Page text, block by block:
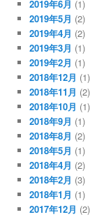
2019年6月 (1)
2019年5月 (2)
2019年4月 (2)
2019年3月 (1)
2019年2月 (1)
2018年12月 (1)
2018年11月 (2)
2018年10月 (1)
2018年9月 (1)
2018年8月 (2)
2018年5月 (1)
2018年4月 (2)
2018年2月 (3)
2018年1月 (1)
2017年12月 (2)